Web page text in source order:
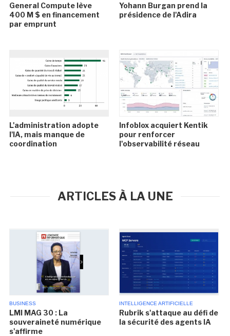
General Compute lève
400 M $ en financement
par emprunt
Yohann Burgan prend la
présidence de l'Adira
L'administration adopte
l'IA, mais manque de
coordination
Infoblox acquiert Kentik
pour renforcer
l'observabilité réseau
ARTICLES À LA UNE
BUSINESS
LMI MAG 30 : La
souveraineté numérique
s'affirme
INTELLIGENCE ARTIFICIELLE
Rubrik s'attaque au défi de
la sécurité des agents IA